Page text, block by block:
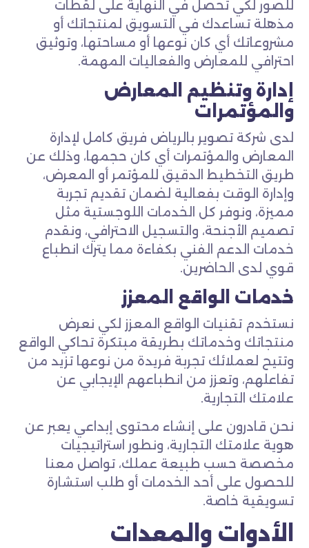
للصور لكي تحصل في النهاية على لقطات
مذهلة تساعدك في التسويق لمنتجاتك أو
مشروعاتك أي كان نوعها أو مساحتها، وتوثيق
احترافي للمعارض والفعاليات المهمة.
إدارة وتنظيم المعارض
والمؤتمرات
لدى شركة تصوير بالرياض فريق كامل لإدارة
المعارض والمؤتمرات أي كان حجمها، وذلك عن
طريق التخطيط الدقيق للمؤتمر أو المعرض،
وإدارة الوقت بفعالية لضمان تقديم تجربة
مميزة، ونوفر كل الخدمات اللوجستية مثل
تصميم الأجنحة، والتسجيل الاحترافي، ونقدم
خدمات الدعم الفني بكفاءة مما يترك انطباع
قوي لدى الحاضرين.
خدمات الواقع المعزز
نستخدم تقنيات الواقع المعزز لكي نعرض
منتجاتك وخدماتك بطريقة مبتكرة تحاكي الواقع
وتتيح لعملائك تجربة فريدة من نوعها تزيد من
تفاعلهم، وتعزز من انطباعهم الإيجابي عن
علامتك التجارية.
نحن قادرون على إنشاء محتوى إبداعي يعبر عن
هوية علامتك التجارية، ونطور استراتيجيات
مخصصة حسب طبيعة عملك، تواصل معنا
للحصول على أحد الخدمات أو طلب استشارة
تسويقية خاصة.
الأدوات والمعدات